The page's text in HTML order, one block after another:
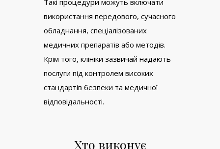
Такі процедури можуть включати
використання передового, сучасного
обладнання, спеціалізованих
медичних препаратів або методів.
Крім того, клініки зазвичай надають
послуги під контролем високих
стандартів безпеки та медичної
відповідальності.
Хто виконує